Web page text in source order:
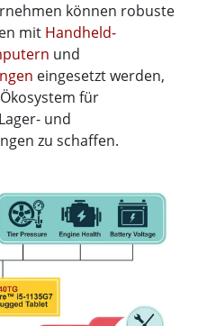
können robuste
mit Handheld-
und
eingesetzt werden,
für
und
zu schaffen.